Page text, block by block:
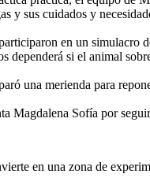
y sus cuidados y
en un simulacro
dependerá si el animal
una merienda para
Magdalena Sofía por